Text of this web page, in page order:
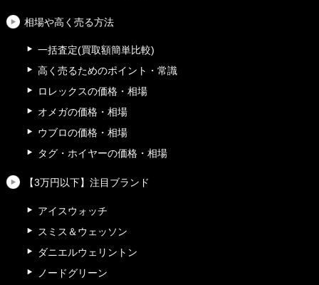
相場や高く売る方法
一括査定(買取額簡単比較)
高く売るためのポイント・常識
ロレックスの価格・相場
オメガの価格・相場
ウブロの価格・相場
タグ・ホイヤーの価格・相場
【3万円以下】注目ブランド
アイスウォッチ
スミス＆ウェッソン
ダニエルウェリントン
ノードグリーン